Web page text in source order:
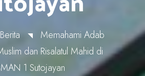
Berita
Memahami Adab
dan Risalatul Mahid di
1 Sutojayan